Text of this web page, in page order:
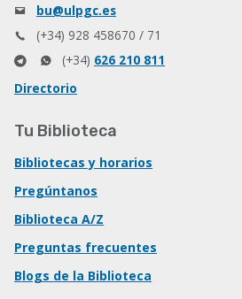
bu@ulpgc.es
(+34) 928 458670 / 71
(+34) 626 210 811
Directorio
Tu Biblioteca
Bibliotecas y horarios
Pregúntanos
Biblioteca A/Z
Preguntas frecuentes
Blogs de la Biblioteca